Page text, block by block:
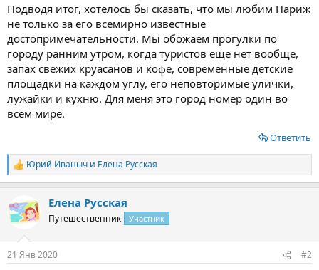
Подводя итог, хотелось бы сказать, что мы любим Париж
не только за его всемирно известные
достопримечательности. Мы обожаем прогулки по
городу ранним утром, когда туристов еще нет вообще,
запах свежих круасанов и кофе, современные детские
площадки на каждом углу, его неповторимые улички,
лужайки и кухню. Для меня это город номер один во
всем мире.
Ответить
Р
е
к
ц
и
Юрий Иваныч и Елена Русская
Елена Русская
Путешественник Участник
21 Янв 2020 #2